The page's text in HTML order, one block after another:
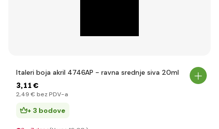
Italeri boja akril 4746AP - ravna srednje siva 20ml
3,11 €
2,49 € bez PDV-a
+ 3 bodove